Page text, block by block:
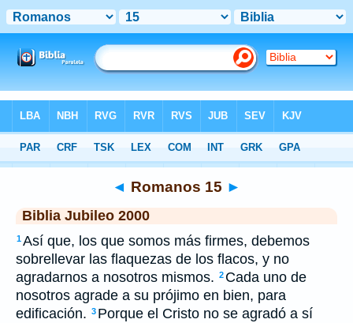
>JUB> Romanos 15
◄ Romanos 15 ►
Biblia Jubileo 2000
1Así que, los que somos más firmes, debemos
sobrellevar las flaquezas de los flacos, y no
agradarnos a nosotros mismos. 2 Cada uno de
nosotros agrade a su prójimo en bien, para
edificación. 3 Porque el Cristo no se agradó a sí